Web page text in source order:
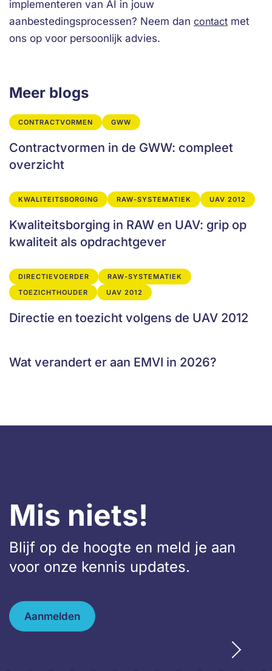
implementeren van AI in jouw
aanbestedingsprocessen? Neem dan contact met
ons op voor persoonlijk advies.
Meer blogs
CONTRACTVORMEN GWW
Contractvormen in de GWW: compleet
overzicht
KWALITEITSBORGING RAW-SYSTEMATIEK UAV 2012
Kwaliteitsborging in RAW en UAV: grip op
kwaliteit als opdrachtgever
DIRECTIEVOERDER
RAW-SYSTEMATIEK
TOEZICHTHOUDER
UAV 2012
Directie en toezicht volgens de UAV 2012
Wat verandert er aan EMVI in 2026?
Mis niets!
Blijf op de hoogte en meld je aan
voor onze kennis updates.
Aanmelden